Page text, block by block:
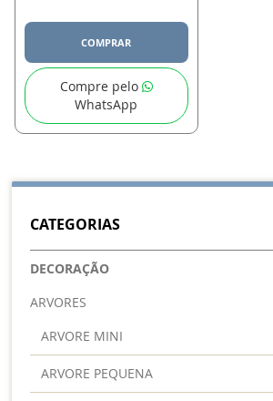
COMPRAR
Compre pelo
WhatsApp
CATEGORIAS
DECORAÇÃO
ARVORES
ARVORE MINI
ARVORE PEQUENA